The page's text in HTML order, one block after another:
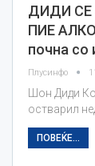
ДИДИ СЕ
ПИЕ
почна со
Плусинфо
Шон Диди
остварил
ПОВЕЌЕ...